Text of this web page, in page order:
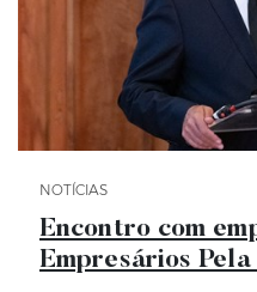
Categoria Notícias
NOTÍCIAS
Encontro com
Empresários